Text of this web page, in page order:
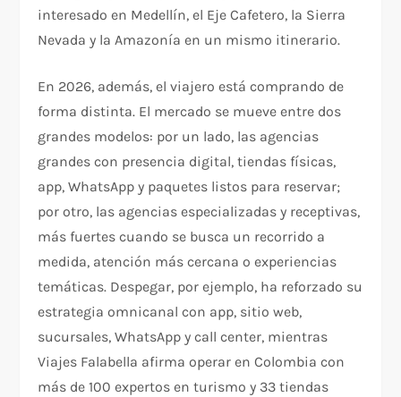
interesado en Medellín, el Eje Cafetero, la Sierra
Nevada y la Amazonía en un mismo itinerario.
En 2026, además, el viajero está comprando de
forma distinta. El mercado se mueve entre dos
grandes modelos: por un lado, las agencias
grandes con presencia digital, tiendas físicas,
app, WhatsApp y paquetes listos para reservar;
por otro, las agencias especializadas y receptivas,
más fuertes cuando se busca un recorrido a
medida, atención más cercana o experiencias
temáticas. Despegar, por ejemplo, ha reforzado su
estrategia omnicanal con app, sitio web,
sucursales, WhatsApp y call center, mientras
Viajes Falabella afirma operar en Colombia con
más de 100 expertos en turismo y 33 tiendas